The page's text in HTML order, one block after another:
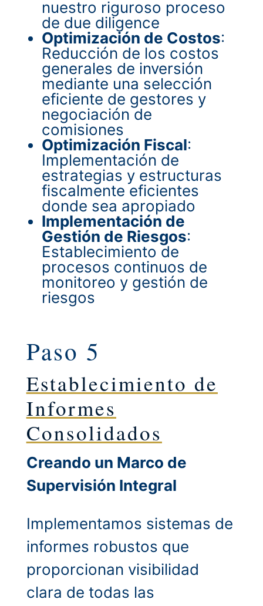
nuestro riguroso proceso
de due diligence
Optimización de Costos:
Reducción de los costos
generales de inversión
mediante una selección
eficiente de gestores y
negociación de
comisiones
Optimización Fiscal:
Implementación de
estrategias y estructuras
fiscalmente eficientes
donde sea apropiado
Implementación de
Gestión de Riesgos:
Establecimiento de
procesos continuos de
monitoreo y gestión de
riesgos
Paso 5
Establecimiento de
Informes
Consolidados
Creando un Marco de
Supervisión Integral
Implementamos sistemas de
informes robustos que
proporcionan visibilidad
clara de todas las